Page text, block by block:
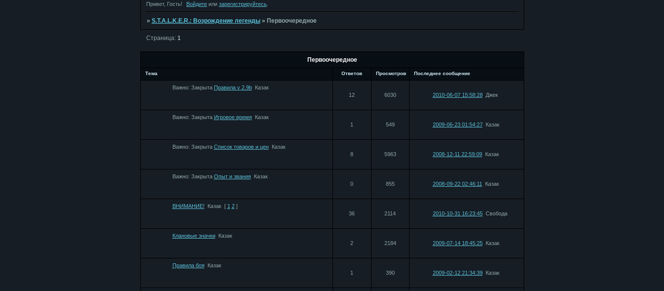
Привет, Гость! Войдите или зарегистрируйтесь
» S.T.A.L.K.E.R.: Возрождение легенды » Первоочередное
Первоочередное
Страница: 1
Тема Ответов Просмотров Последнее сообщение
Важно: Закрыта Правила v 2.9b
Казак
12
6030 2010-06-07 15:58:28 Джек
Важно: Закрыта Игровое время
Казак
1
549 2009-06-23 01:54:27 Казак
Важно: Закрыта Список товаров и цен
Казак
8
5963 2008-12-11 22:59:09 Казак
Важно: Закрыта Опыт и звания
Казак
0
855 2008-09-22 02:46:11 Казак
ВНИМАНИЕ! Казак [ 1 2 ]
36
2114 2010-10-31 16:23:45 Свобода
Клановые значки
Казак
2
2184 2009-07-14 18:45:25 Казак
Правила боя
Казак
1
390 2009-02-12 21:34:39 Казак